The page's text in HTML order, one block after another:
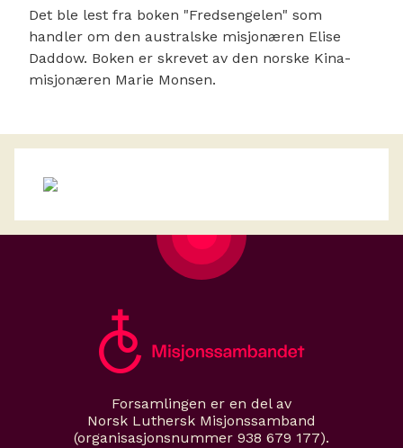
Det ble lest fra boken "Fredsengelen" som
handler om den australske misjonæren Elise
Daddow. Boken er skrevet av den norske Kina-
misjonæren Marie Monsen.
Forsamlingen er en del av
Norsk Luthersk Misjonssamband
(organisasjonsnummer 938 679 177).